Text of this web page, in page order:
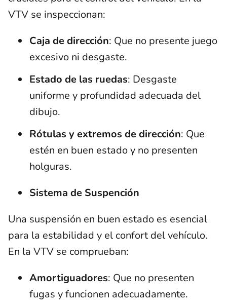
VTV se inspeccionan:
Caja de dirección: Que no presente juego
excesivo ni desgaste.
Estado de las ruedas: Desgaste
uniforme y profundidad adecuada del
dibujo.
Rótulas y extremos de dirección: Que
estén en buen estado y no presenten
holguras.
Sistema de Suspención
Una suspensión en buen estado es esencial
para la estabilidad y el confort del vehículo.
En la VTV se comprueban:
Amortiguadores: Que no presenten
fugas y funcionen adecuadamente.